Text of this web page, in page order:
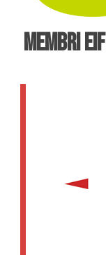
MEMBRI EIF